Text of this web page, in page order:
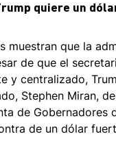
quiere un
muestran que la
de que el
y centralizado,
Stephen Miran,
de Gobernadores
de un dólar